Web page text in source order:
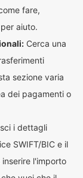
fare,
aiuto.
Cerca una
sezione varia
dei pagamenti o
i dettagli
SWIFT/BIC e il
l'importo